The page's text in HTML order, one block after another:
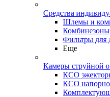
Средства
Шлемы и
Комбинезоны
Фильтры для
Еще
Камеры струйной
КСО
КСО